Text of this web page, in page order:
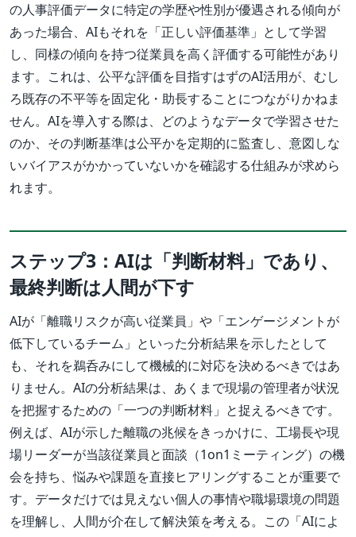
の人事評価データに特定の学歴や性別が優遇される傾向が
あった場合、AIもそれを「正しい評価基準」として学習
し、同様の傾向を持つ従業員を高く評価する可能性があり
ます。これは、公平な評価を目指すはずのAI活用が、むし
ろ既存の不平等を固定化・助長することにつながりかねま
せん。AIを導入する際は、どのようなデータで学習させた
のか、その判断基準は公平かを定期的に監査し、意図しな
いバイアスがかかっていないかを確認する仕組みが求めら
れます。
ステップ3：AIは「判断材料」であり、
最終判断は人間が下す
AIが「離職リスクが高い従業員」や「エンゲージメントが
低下しているチーム」といった分析結果を示したとして
も、それを鵜呑みにして機械的に対応を決めるべきではあ
りません。AIの分析結果は、あくまで現場の管理者が状況
を把握するための「一つの判断材料」と捉えるべきです。
例えば、AIが示した離職の兆候をきっかけに、工場長や現
場リーダーが当該従業員と面談（1on1ミーティング）の機
会を持ち、悩みや課題を直接ヒアリングすることが重要で
す。データだけでは見えない個人の事情や職場環境の問題
を理解し、人間が介在して解決策を考える。この「AIによ